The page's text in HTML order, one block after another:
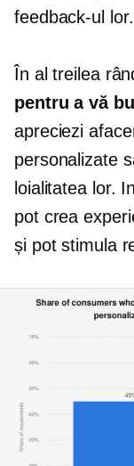
feedback-ul lor.
În al treilea
pentru a vă
apreciezi
personalizate
loialitatea lor.
pot crea
și pot stimula